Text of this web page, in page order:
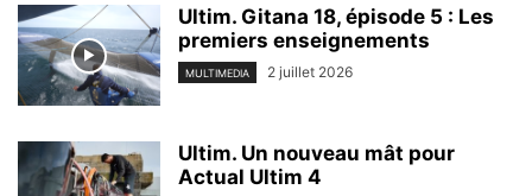
Ultim. Gitana 18, épisode 5 : Les
premiers enseignements
MULTIMEDIA 2 juillet 2026
Ultim. Un nouveau mât pour
Actual Ultim 4